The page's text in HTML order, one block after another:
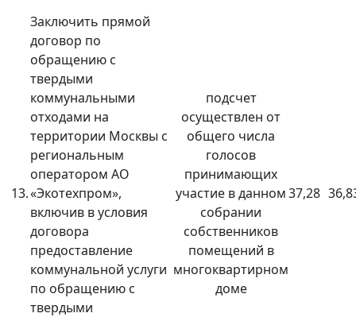
13.
Заключить прямой
договор по
обращению с
твердыми
коммунальными
отходами на
территории Москвы с
региональным
оператором АО
«Экотехпром»,
включив в условия
договора
предоставление
коммунальной услуги
по обращению с
твердыми
подсчет
осуществлен от
общего числа
голосов
принимающих
участие в данном
собрании
собственников
помещений в
многоквартирном
доме
37,28